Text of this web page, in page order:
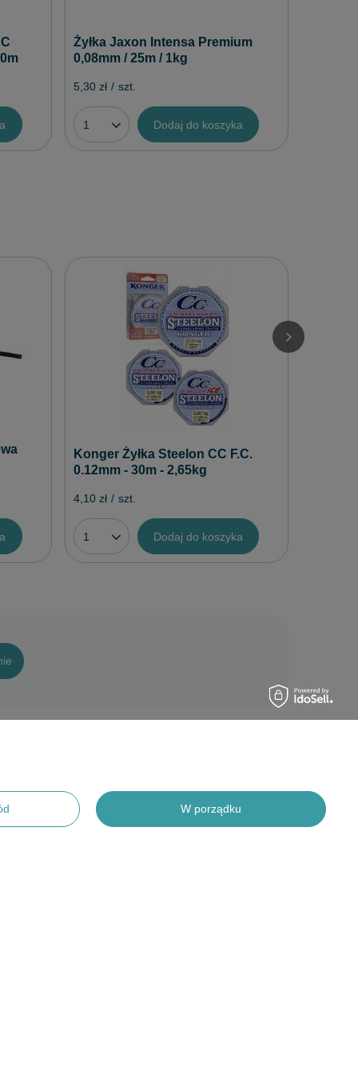
Żyłka Jaxon Intensa Premium
0,08mm / 25m / 1kg
5,30 zł / szt.
Dodaj do koszyka
Konger Żyłka Steelon CC F.C.
0.12mm - 30m - 2,65kg
4,10 zł / szt.
Dodaj do koszyka
do pod lodowych łowów
W porządku